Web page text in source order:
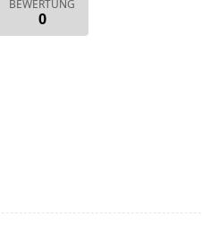
BEWERTUNG
0